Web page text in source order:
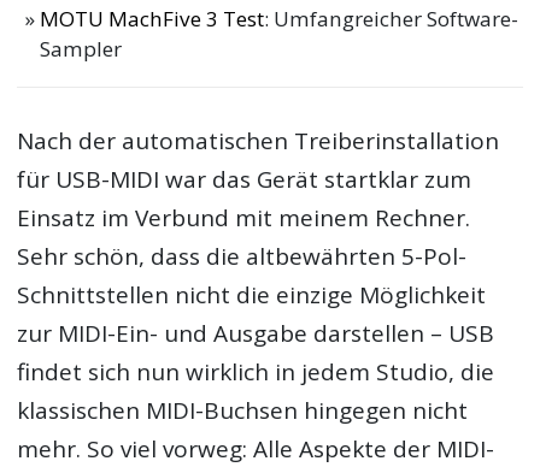
MOTU MachFive 3 Test: Umfangreicher Software-
Sampler
Nach der automatischen Treiberinstallation
für USB-MIDI war das Gerät startklar zum
Einsatz im Verbund mit meinem Rechner.
Sehr schön, dass die altbewährten 5-Pol-
Schnittstellen nicht die einzige Möglichkeit
zur MIDI-Ein- und Ausgabe darstellen – USB
findet sich nun wirklich in jedem Studio, die
klassischen MIDI-Buchsen hingegen nicht
mehr. So viel vorweg: Alle Aspekte der MIDI-